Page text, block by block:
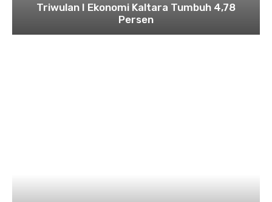
Triwulan I Ekonomi Kaltara Tumbuh 4,78
Persen